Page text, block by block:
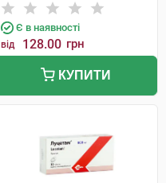
Є в наявності
від 128.00 грн
КУПИТИ